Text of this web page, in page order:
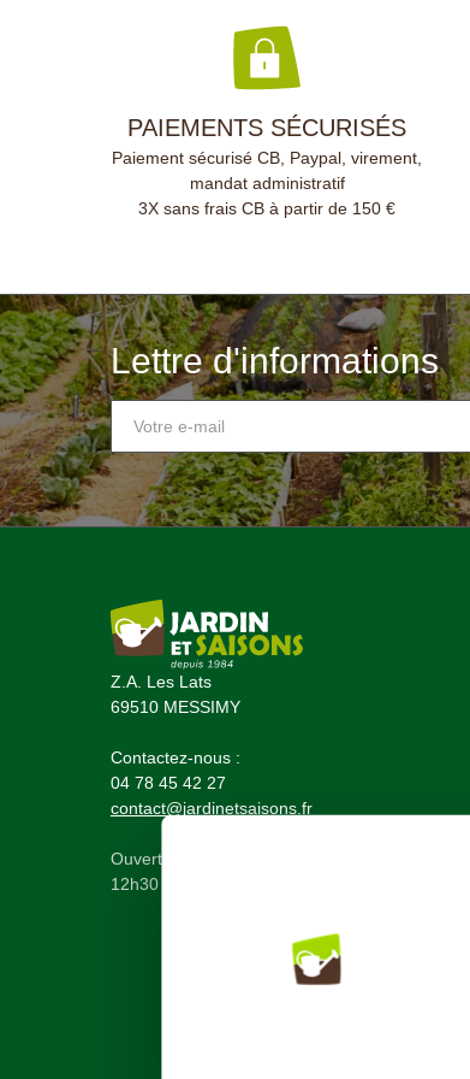
PAIEMENTS SÉCURISÉS
Paiement sécurisé CB, Paypal, virement,
mandat administratif
3X sans frais CB à partir de 150 €
Lettre d'informations
Z.A. Les Lats
69510 MESSIMY
Contactez-nous :
04 78 45 42 27
contact@jardinetsaisons.fr
Ouvert du lundi au vendredi de 9h00 à
12h30 et 13h30 à 17h30